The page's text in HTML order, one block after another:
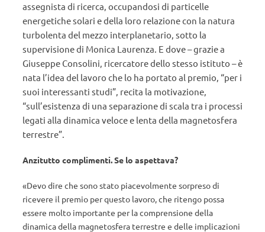
assegnista di ricerca, occupandosi di particelle
energetiche solari e della loro relazione con la natura
turbolenta del mezzo interplanetario, sotto la
supervisione di Monica Laurenza. E dove – grazie a
Giuseppe Consolini, ricercatore dello stesso istituto – è
nata l’idea del lavoro che lo ha portato al premio, “per i
suoi interessanti studi”, recita la motivazione,
“sull’esistenza di una separazione di scala tra i processi
legati alla dinamica veloce e lenta della magnetosfera
terrestre”.
Anzitutto complimenti. Se lo aspettava?
«Devo dire che sono stato piacevolmente sorpreso di
ricevere il premio per questo lavoro, che ritengo possa
essere molto importante per la comprensione della
dinamica della magnetosfera terrestre e delle implicazioni